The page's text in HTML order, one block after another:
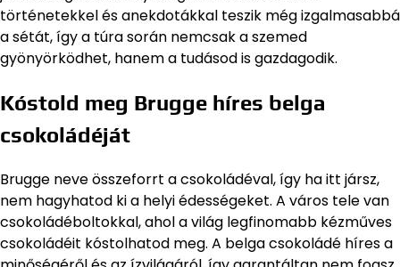
történetekkel és anekdotákkal teszik még izgalmasabbá
a sétát, így a túra során nemcsak a szemed
gyönyörködhet, hanem a tudásod is gazdagodik.
Kóstold meg Brugge híres belga
csokoládéját
Brugge neve összeforrt a csokoládéval, így ha itt jársz,
nem hagyhatod ki a helyi édességeket. A város tele van
csokoládéboltokkal, ahol a világ legfinomabb kézműves
csokoládéit kóstolhatod meg. A belga csokoládé híres a